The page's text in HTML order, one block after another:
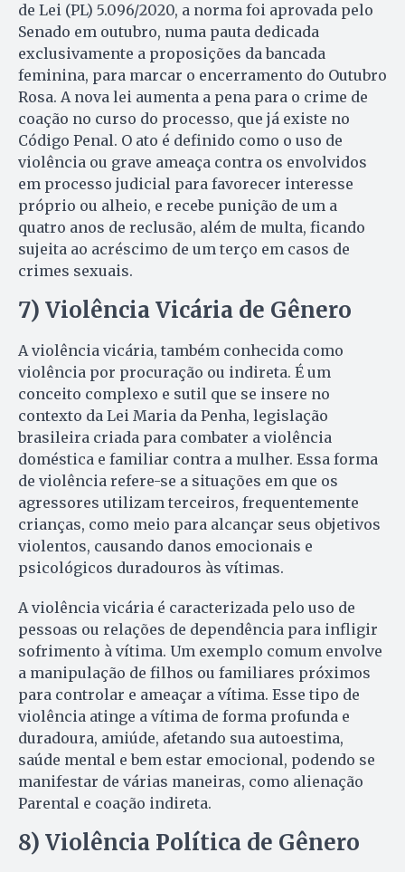
de Lei (PL) 5.096/2020, a norma foi aprovada pelo
Senado em outubro, numa pauta dedicada
exclusivamente a proposições da bancada
feminina, para marcar o encerramento do Outubro
Rosa. A nova lei aumenta a pena para o crime de
coação no curso do processo, que já existe no
Código Penal. O ato é definido como o uso de
violência ou grave ameaça contra os envolvidos
em processo judicial para favorecer interesse
próprio ou alheio, e recebe punição de um a
quatro anos de reclusão, além de multa, ficando
sujeita ao acréscimo de um terço em casos de
crimes sexuais.
7) Violência Vicária de Gênero
A violência vicária, também conhecida como
violência por procuração ou indireta. É um
conceito complexo e sutil que se insere no
contexto da Lei Maria da Penha, legislação
brasileira criada para combater a violência
doméstica e familiar contra a mulher. Essa forma
de violência refere-se a situações em que os
agressores utilizam terceiros, frequentemente
crianças, como meio para alcançar seus objetivos
violentos, causando danos emocionais e
psicológicos duradouros às vítimas.
A violência vicária é caracterizada pelo uso de
pessoas ou relações de dependência para infligir
sofrimento à vítima. Um exemplo comum envolve
a manipulação de filhos ou familiares próximos
para controlar e ameaçar a vítima. Esse tipo de
violência atinge a vítima de forma profunda e
duradoura, amiúde, afetando sua autoestima,
saúde mental e bem estar emocional, podendo se
manifestar de várias maneiras, como alienação
Parental e coação indireta.
8) Violência Política de Gênero